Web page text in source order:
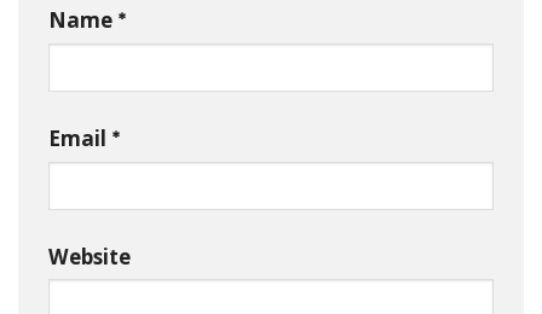
Name *
Email *
Website